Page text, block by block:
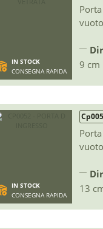
IN STOCK
CONSEGNA RAPIDA
9 cm
IN STOCK
CONSEGNA RAPIDA
13